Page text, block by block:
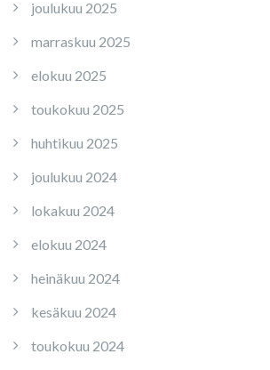
joulukuu 2025
marraskuu 2025
elokuu 2025
toukokuu 2025
huhtikuu 2025
joulukuu 2024
lokakuu 2024
elokuu 2024
heinäkuu 2024
kesäkuu 2024
toukokuu 2024